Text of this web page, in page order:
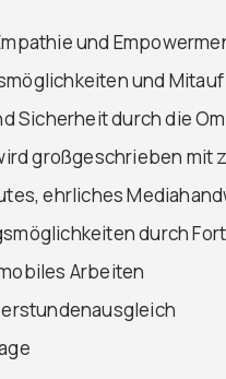
und
und
Sicherheit durch die
großgeschrieben mit
ehrliches
durch
Arbeiten